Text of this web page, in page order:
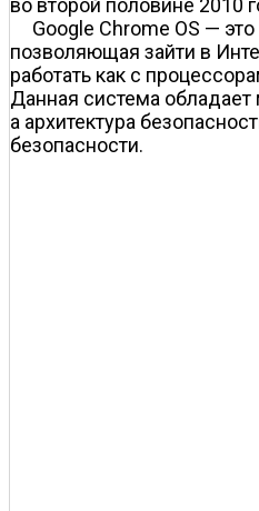
во второй половине 2010
Google Chrome OS —
позволяющая зайти в
работать как с
Данная система
а архитектура
безопасности.